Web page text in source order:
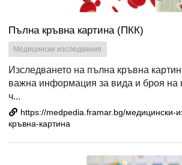
Пълна кръвна картина (ПКК)
Медицински изследвания
Изследването на пълна кръвна
важна информация за вида и броя на
ч...
https://medpedia.framar.bg/медицински-
кръвна-картина